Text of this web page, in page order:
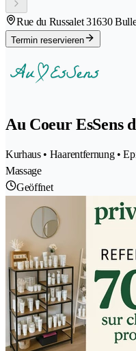
Rue du Russalet 31630
Termin reservieren
Au Coeur EsSens
Kurhaus • Haarentfernung •
Massage
Geöffnet